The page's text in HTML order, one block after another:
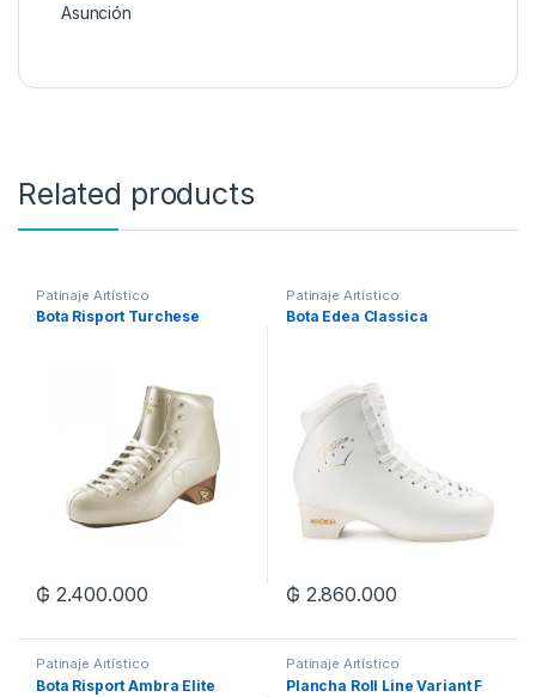
Asunción
Related products
Patinaje Artístico
Bota Risport Turchese
₲ 2.400.000
Patinaje Artístico
Bota Edea Classica
₲ 2.860.000
Patinaje Artístico
Bota Risport Ambra Elite
Patinaje Artístico
Plancha Roll Line Variant F